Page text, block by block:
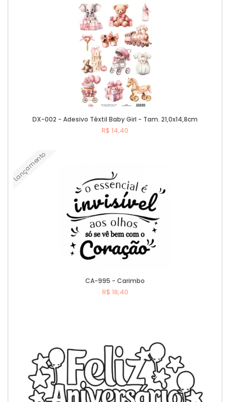
DX-002 - Adesivo Têxtil Baby Girl - Tam. 21,0x14,8cm
R$ 14,40
Lançamento
CA-995 - Carimbo
R$ 18,40